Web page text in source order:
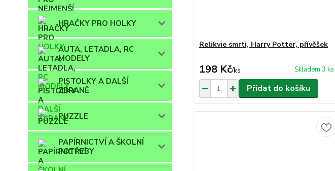
HRAČKY PRO HOLKY
AUTA, LETADLA, RC
MODELY
PISTOLKY A DALŠÍ
ZBRANĚ
PUZZLE
PAPÍRNICTVÍ A ŠKOLNÍ
POTŘEBY
Relikvie smrti, Harry Potter, přívěšek
198 Kč/ks Skladem 3 ks
Přidat do košíku